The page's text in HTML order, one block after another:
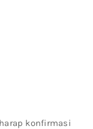
konfirmasi